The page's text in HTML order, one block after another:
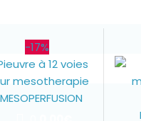
-17%